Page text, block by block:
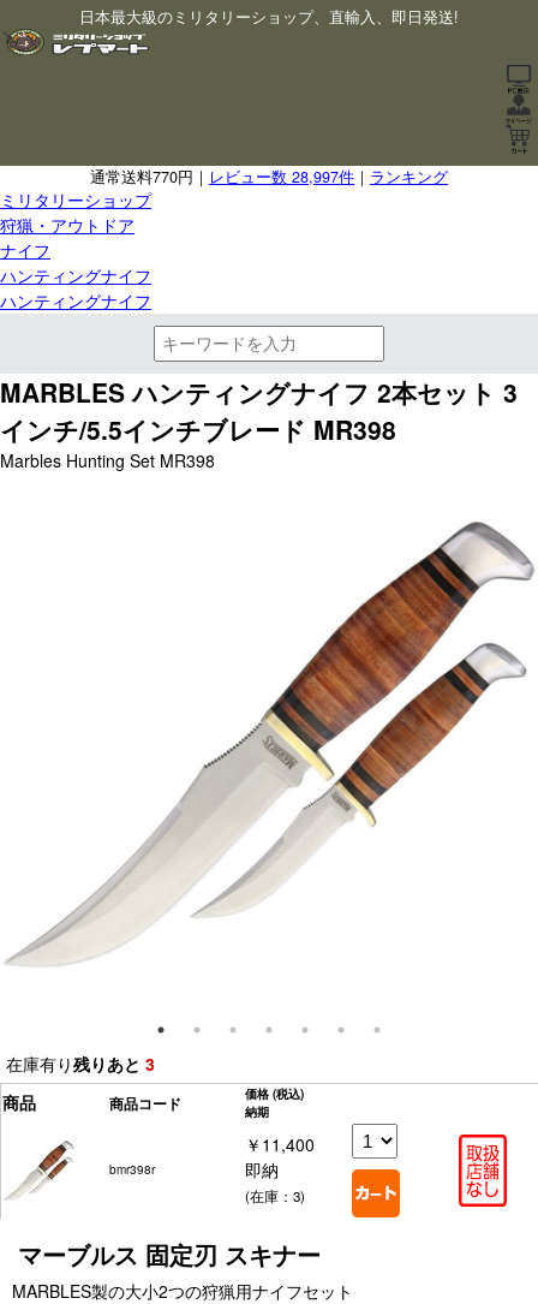
日本最大級のミリタリーショップ、直輸入、即日発送!
通常送料770円｜ レビュー数 28,997件 ｜ ランキング
ミリタリーショップ
狩猟・アウトドア
ナイフ
ハンティングナイフ
ハンティングナイフ
MARBLES ハンティングナイフ 2本セット 3
インチ/5.5インチブレード MR398
Marbles Hunting Set MR398
在庫有り残りあと 3
商品
商品コード 価格 (税込)
納期
bmr398r
￥11,400
即納
(在庫：3)
マーブルス 固定刃 スキナー
MARBLES製の大小2つの狩猟用ナイフセット